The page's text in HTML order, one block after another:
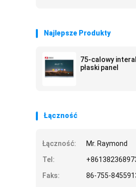
Najlepsze Produkty
75-calowy
płaski panel
Łączność
Łączność:
Mr. Raymond
Tel:
Faks:
86-755-